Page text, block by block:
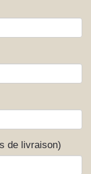
de livraison)